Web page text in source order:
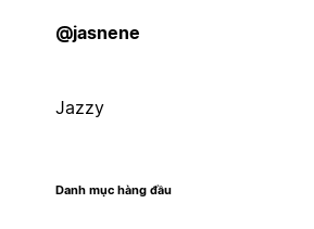
@jasnene
Jazzy
Danh mục hàng đầu